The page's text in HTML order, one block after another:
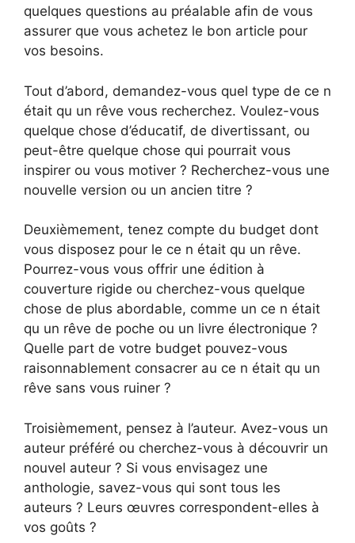
quelques questions au préalable afin de vous
assurer que vous achetez le bon article pour
vos besoins.
Tout d’abord, demandez-vous quel type de ce n
était qu un rêve vous recherchez. Voulez-vous
quelque chose d’éducatif, de divertissant, ou
peut-être quelque chose qui pourrait vous
inspirer ou vous motiver ? Recherchez-vous une
nouvelle version ou un ancien titre ?
Deuxièmement, tenez compte du budget dont
vous disposez pour le ce n était qu un rêve.
Pourrez-vous vous offrir une édition à
couverture rigide ou cherchez-vous quelque
chose de plus abordable, comme un ce n était
qu un rêve de poche ou un livre électronique ?
Quelle part de votre budget pouvez-vous
raisonnablement consacrer au ce n était qu un
rêve sans vous ruiner ?
Troisièmement, pensez à l’auteur. Avez-vous un
auteur préféré ou cherchez-vous à découvrir un
nouvel auteur ? Si vous envisagez une
anthologie, savez-vous qui sont tous les
auteurs ? Leurs œuvres correspondent-elles à
vos goûts ?